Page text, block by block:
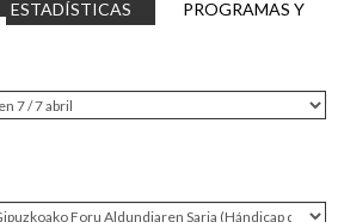
ESTADÍSTICAS
PROGRAMAS Y